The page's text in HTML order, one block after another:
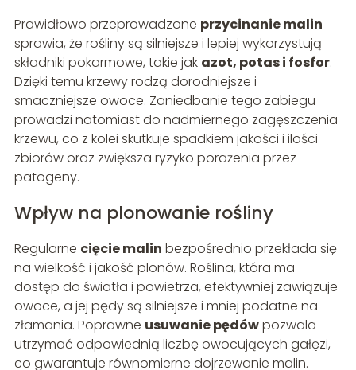
Prawidłowo przeprowadzone przycinanie malin
sprawia, że rośliny są silniejsze i lepiej wykorzystują
składniki pokarmowe, takie jak azot, potas i fosfor.
Dzięki temu krzewy rodzą dorodniejsze i
smaczniejsze owoce. Zaniedbanie tego zabiegu
prowadzi natomiast do nadmiernego zagęszczenia
krzewu, co z kolei skutkuje spadkiem jakości i ilości
zbiorów oraz zwiększa ryzyko porażenia przez
patogeny.
Wpływ na plonowanie rośliny
Regularne cięcie malin bezpośrednio przekłada się
na wielkość i jakość plonów. Roślina, która ma
dostęp do światła i powietrza, efektywniej zawiązuje
owoce, a jej pędy są silniejsze i mniej podatne na
złamania. Poprawne usuwanie pędówpozwala
utrzymać odpowiednią liczbę owocujących gałęzi,
co gwarantuje równomierne dojrzewanie malin.